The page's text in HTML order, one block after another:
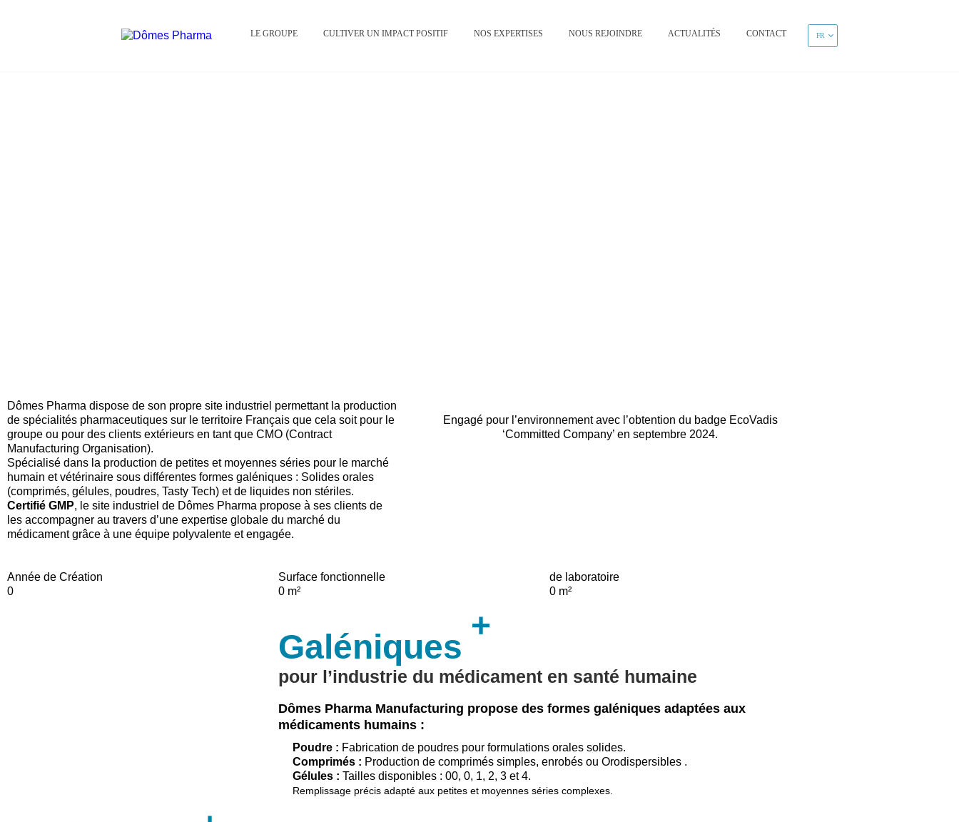
LE GROUPE CULTIVER UN IMPACT POSITIF NOS EXPERTISES NOUS REJOINDRE ACTUALITÉS CONTACT FR
Dômes Pharma dispose de son propre site industriel permettant la production
de spécialités pharmaceutiques sur le territoire Français que cela soit pour le
groupe ou pour des clients extérieurs en tant que CMO (Contract
Manufacturing Organisation).
Spécialisé dans la production de petites et moyennes séries pour le marché
humain et vétérinaire sous différentes formes galéniques : Solides orales
(comprimés, gélules, poudres, Tasty Tech) et de liquides non stériles.
Certifié GMP, le site industriel de Dômes Pharma propose à ses clients de
les accompagner au travers d’une expertise globale du marché du
médicament grâce à une équipe polyvalente et engagée.
Engagé pour l’environnement avec l’obtention du badge EcoVadis
‘Committed Company’ en septembre 2024.
Année de Création
0
Surface fonctionnelle
0 m²
de laboratoire
0 m²
Galéniques
+
pour l’industrie du médicament en santé humaine
Dômes Pharma Manufacturing propose des formes galéniques adaptées aux
médicaments humains :
Poudre : Fabrication de poudres pour formulations orales solides.
Comprimés : Production de comprimés simples, enrobés ou Orodispersibles .
Gélules : Tailles disponibles : 00, 0, 1, 2, 3 et 4.
Remplissage précis adapté aux petites et moyennes séries complexes.